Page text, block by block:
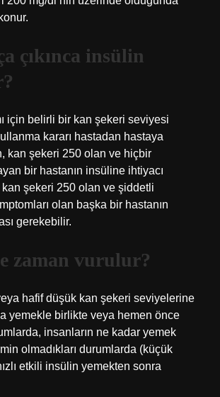
çıkınca insülin
için belirli bir kan şekeri seviyesi
kararı hastadan hastaya
kan şekeri 250 olan ve hiçbir
bir hastanın insüline ihtiyacı
şekeri 250 olan ve şiddetli
olan başka bir hastanın
gerekebilir.
zaman vurulur?
hafif düşük kan şekeri seviyelerine
yemekle birlikte veya hemen önce
insanların ne kadar yemek
olmadıkları durumlarda (küçük
etkili insülin yemekten sonra